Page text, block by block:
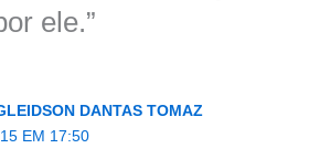
ele.”
DANTAS TOMAZ
EM 17:50